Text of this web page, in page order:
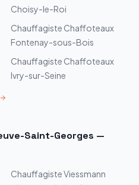
Choisy-le-Roi
Chauffagiste Chaffoteaux
Fontenay-sous-Bois
Chauffagiste Chaffoteaux
Ivry-sur-Seine
Saint-Georges —
ChauffagisteViessmann